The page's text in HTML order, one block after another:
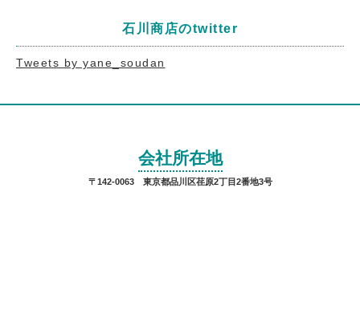
石川商店のtwitter
Tweets by yane_soudan
会社所在地
〒142-0063 東京都品川区荏原2丁目2番地3号